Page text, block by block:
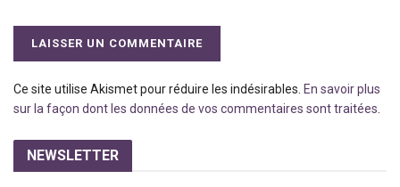
Ce site utilise Akismet pour réduire les indésirables. En savoir plus
sur la façon dont les données de vos commentaires sont traitées
NEWSLETTER